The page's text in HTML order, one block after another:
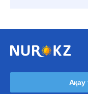
Ақау